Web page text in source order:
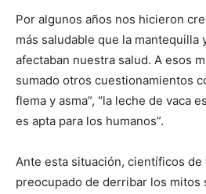
Por algunos años nos hicieron
más saludable que la mantequilla
afectaban nuestra salud. A esos
sumado otros cuestionamientos
flema y asma”, “la leche de vaca
es apta para los humanos”.
Ante esta situación, científicos de
preocupado de derribar los mitos